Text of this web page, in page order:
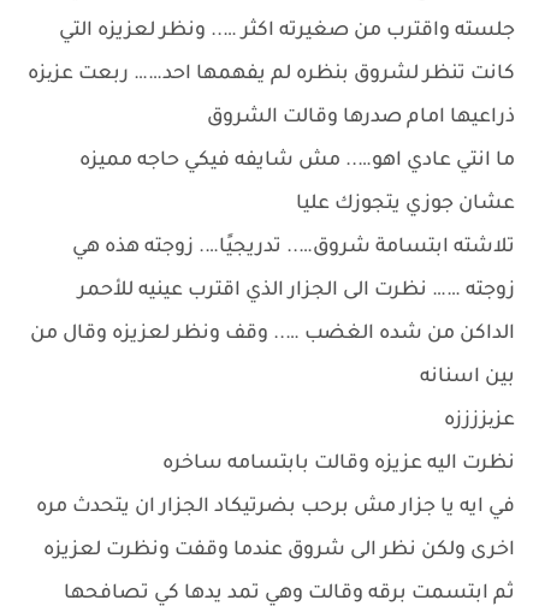
جلسته واقترب من صغيرته اكثر ….. ونظر لعزيزه التي
كانت تنظر لشروق بنظره لم يفهمها احد…… ربعت عزیزه
ذراعيها امام صدرها وقالت الشروق
ما انتي عادي اهو….. مش شايفه فيكي حاجه مميزه
عشان جوزي يتجوزك عليا
تلاشته ابتسامة شروق….. تدريجيًا…. زوجته هذه هي
زوجته …… نظرت الى الجزار الذي اقترب عينيه للأحمر
الداكن من شده الغضب ….. وقف ونظر لعزيزه وقال من
بين اسنانه
عزیززززه
نظرت اليه عزيزه وقالت بابتسامه ساخره
في ايه يا جزار مش برحب بضرتيكاد الجزار ان يتحدث مره
اخرى ولكن نظر الى شروق عندما وقفت ونظرت لعزيزه
ثم ابتسمت برقه وقالت وهي تمد يدها كي تصافحها